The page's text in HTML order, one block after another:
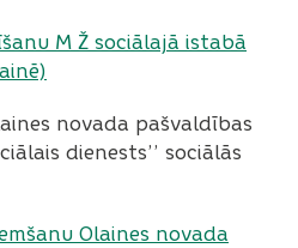
M Ž sociālajā istabā
novada pašvaldības
dienests’’ sociālās
Olaines novada